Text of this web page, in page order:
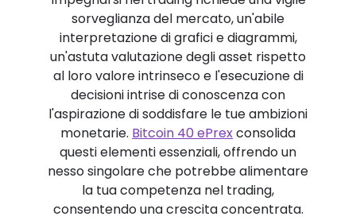
sorveglianza del mercato, un'abile
interpretazione di grafici e diagrammi,
un'astuta valutazione degli asset rispetto
al loro valore intrinseco e l'esecuzione di
decisioni intrise di conoscenza con
l'aspirazione di soddisfare le tue ambizioni
monetarie. Bitcoin 40 ePrexconsolida
questi elementi essenziali, offrendo un
nesso singolare che potrebbe alimentare
la tua competenza nel trading,
consentendo una crescita concentrata.